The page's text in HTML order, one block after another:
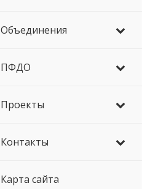
Объединения
ПФДО
Проекты
Контакты
Карта сайта